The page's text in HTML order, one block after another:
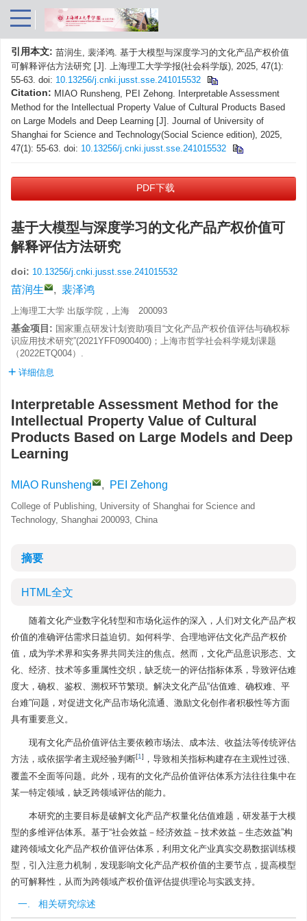
引用本文: 苗润生, 裴泽鸿. 基于大模型与深度学习的文化产品产权价值
可解释评估方法研究 [J]. 上海理工大学学报(社会科学版), 2025, 47(1):
55-63. doi: 10.13256/j.cnki.jusst.sse.241015532
Citation: MIAO Runsheng, PEI Zehong. Interpretable Assessment
Method for the Intellectual Property Value of Cultural Products Based
on Large Models and Deep Learning [J]. Journal of University of
Shanghai for Science and Technology(Social Science edition), 2025,
47(1): 55-63. doi: 10.13256/j.cnki.jusst.sse.241015532
PDF下载
基于大模型与深度学习的文化产品产权价值可
解释评估方法研究
doi: 10.13256/j.cnki.jusst.sse.241015532
苗润生 , 裴泽鸿
上海理工大学 出版学院，上海 200093
基金项目: 国家重点研发计划资助项目“文化产品产权价值评估与确权标
识应用技术研究”(2021YFF0900400)；上海市哲学社会科学规划课题
（2022ETQ004）.
详细信息
Interpretable Assessment Method for the
Intellectual Property Value of Cultural
Products Based on Large Models and Deep
Learning
MIAO Runsheng , PEI Zehong
College of Publishing, University of Shanghai for Science and
Technology, Shanghai 200093, China
摘要
HTML全文
随着文化产业数字化转型和市场化运作的深入，人们对文化产品产权
价值的准确评估需求日益迫切。如何科学、合理地评估文化产品产权价
值，成为学术界和实务界共同关注的焦点。然而，文化产品意识形态、文
化、经济、技术等多重属性交织，缺乏统一的评估指标体系，导致评估难
度大，确权、鉴权、溯权环节繁琐。解决文化产品“估值难、确权难、平
台难”问题，对促进文化产品市场化流通、激励文化创作者积极性等方面
具有重要意义。
现有文化产品价值评估主要依赖市场法、成本法、收益法等传统评估
方法，或依据学者主观经验判断[1] ，导致相关指标构建存在主观性过强、
覆盖不全面等问题。此外，现有的文化产品价值评估体系方法往往集中在
某一特定领域，缺乏跨领域评估的能力。
本研究的主要目标是破解文化产品产权量化估值难题，研发基于大模
型的多维评估体系。基于“社会效益－经济效益－技术效益－生态效益”构
建跨领域文化产品产权价值评估体系，利用文化产业真实交易数据训练模
型，引入注意力机制，发现影响文化产品产权价值的主要节点，提高模型
的可解释性，从而为跨领域产权价值评估提供理论与实践支持。
一. 相关研究综述